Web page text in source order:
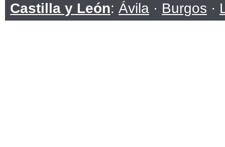
Castilla y León: Ávila · Burgos ·